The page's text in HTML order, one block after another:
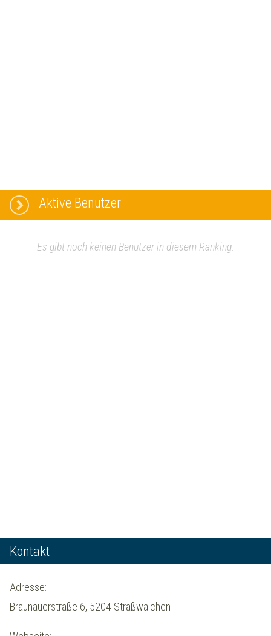
Aktive Benutzer
Es gibt noch keinen Benutzer in diesem Ranking.
Kontakt
Adresse:
Braunauerstraße 6, 5204 Straßwalchen